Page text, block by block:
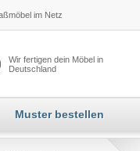
im Netz
Wir fertigen dein Möbel in
Deutschland
Muster bestellen